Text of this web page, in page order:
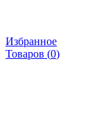
Избранное
Товаров (0)